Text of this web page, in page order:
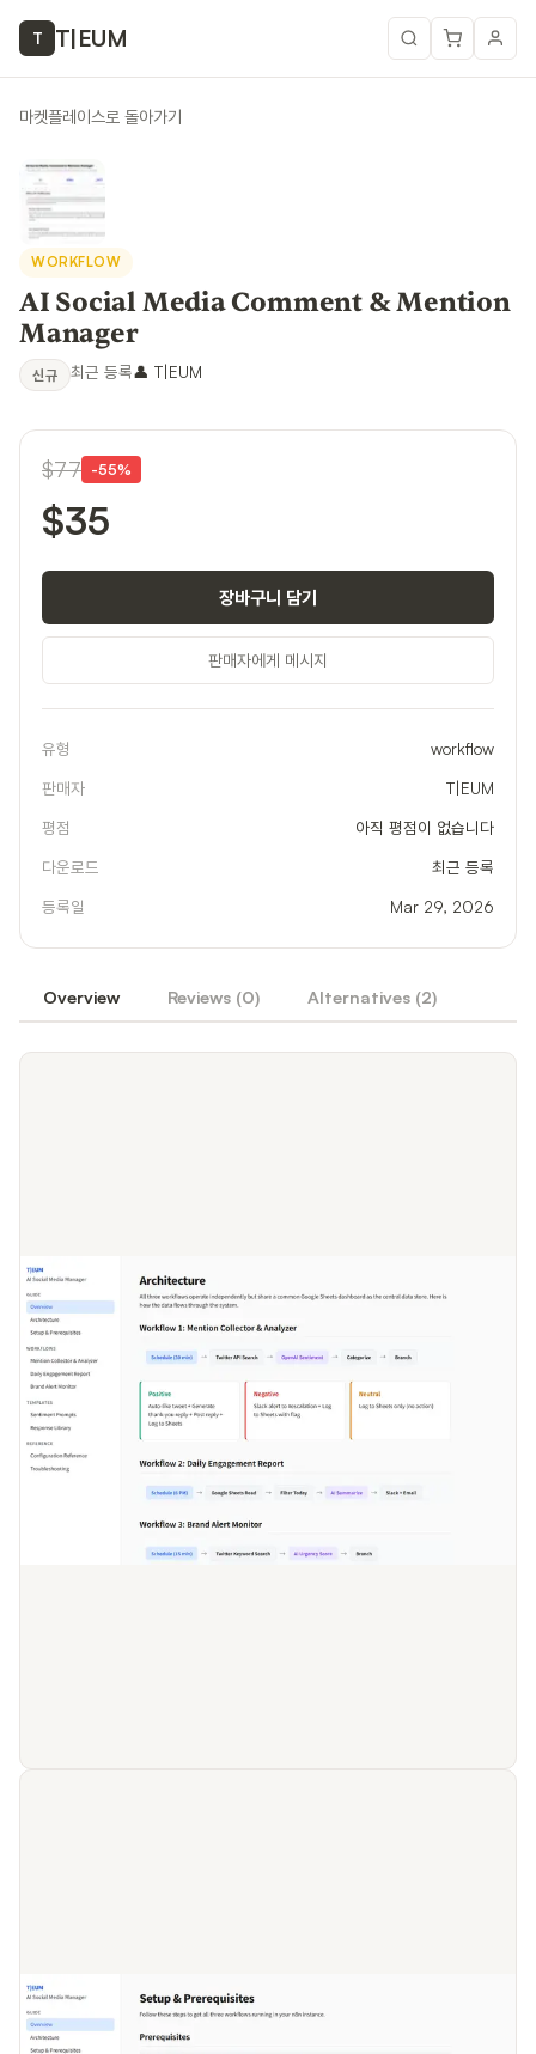
T T|EUM
마켓플레이스로 돌아가기
WORKFLOW
AI Social Media Comment & Mention
Manager
신규 최근 등록👤T|EUM
Overview Reviews (0) Alternatives (2)
$77 -55%
$35
장바구니 담기
판매자에게 메시지
유형
workflow
판매자
T|EUM
평점
아직 평점이 없습니다
다운로드
최근 등록
등록일
Mar 29, 2026